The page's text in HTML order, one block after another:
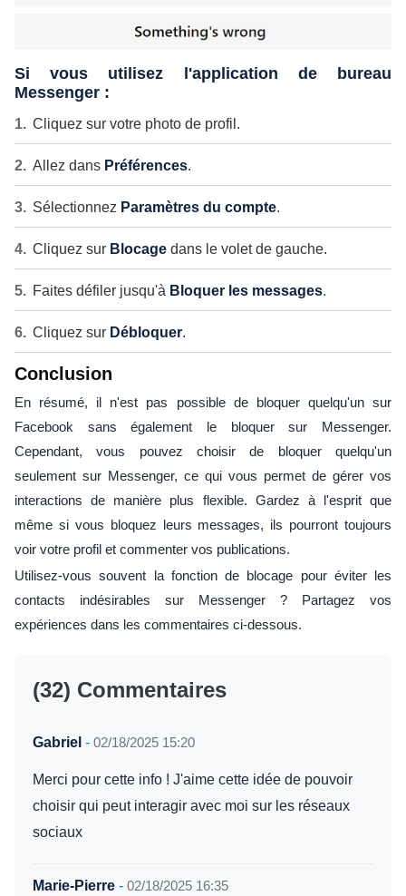
Si vous utilisez l'application de bureau
Messenger :
Cliquez sur votre photo de profil.
Allez dans Préférences.
Sélectionnez Paramètres du compte.
Cliquez sur Blocage dans le volet de gauche.
Faites défiler jusqu'à Bloquer les messages.
Cliquez sur Débloquer.
Conclusion
En résumé, il n'est pas possible de bloquer quelqu'un sur
Facebook sans également le bloquer sur Messenger.
Cependant, vous pouvez choisir de bloquer quelqu'un
seulement sur Messenger, ce qui vous permet de gérer vos
interactions de manière plus flexible. Gardez à l'esprit que
même si vous bloquez leurs messages, ils pourront toujours
voir votre profil et commenter vos publications.
Utilisez-vous souvent la fonction de blocage pour éviter les
contacts indésirables sur Messenger ? Partagez vos
expériences dans les commentaires ci-dessous.
(32) Commentaires
Gabriel - 02/18/2025 15:20
Merci pour cette info ! J'aime cette idée de pouvoir
choisir qui peut interagir avec moi sur les réseaux
sociaux
Marie-Pierre - 02/18/2025 16:35